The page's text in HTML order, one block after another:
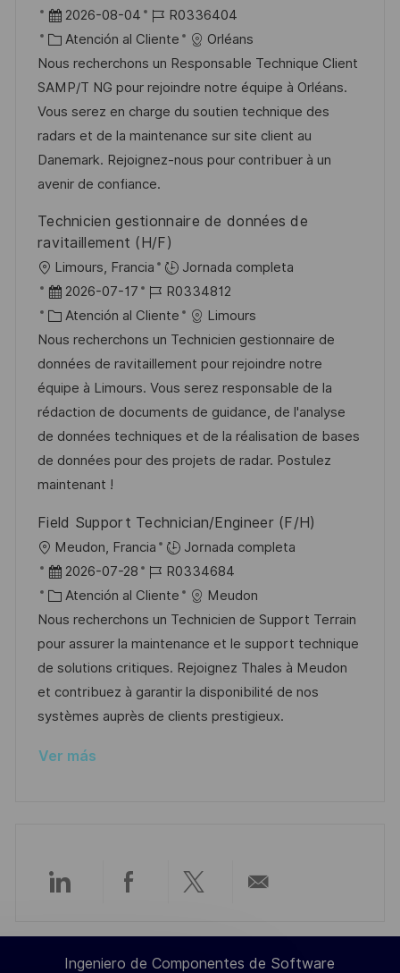
a
b
c
a
c
i
ó
n
F
e
c
h
a
d
e
p
b
c
ó
2026-08-04
I
D
d
e
e
m
p
l
o
R0336404
C
a
t
e
g
o
r
a
Atención al Cliente
Orléans
Nous recherchons un Responsable Technique Client
SAMP/T NG pour rejoindre notre équipe à Orléans.
Vous serez en charge du soutien technique des
radars et de la maintenance sur site client au
Danemark. Rejoignez-nous pour contribuer à un
avenir de confiance.
Technicien gestionnaire de données de
ravitaillement (H/F)
U
b
c
a
c
i
ó
n
Limours, Francia
Jornada completa
F
e
c
h
a
d
e
p
u
l
i
c
a
c
i
ó
n
2026-07-17
I
D
d
e
e
m
p
l
R0334812
C
a
t
e
g
o
r
í
Atención al Cliente
Limours
Nous recherchons un Technicien gestionnaire de
données de ravitaillement pour rejoindre notre
équipe à Limours. Vous serez responsable de la
rédaction de documents de guidance, de l'analyse
de données techniques et de la réalisation de bases
de données pour des projets de radar. Postulez
maintenant !
Field Support Technician/Engineer (F/H)
U
b
c
a
c
i
ó
Meudon, Francia
Jornada completa
F
e
c
h
a
d
e
u
2026-07-28
I
D
d
e
e
m
p
R0334684
C
a
t
e
g
o
í
Atención al Cliente
Meudon
Nous recherchons un Technicien de Support Terrain
pour assurer la maintenance et le support technique
de solutions critiques. Rejoignez Thales à Meudon
et contribuez à garantir la disponibilité de nos
systèmes auprès de clients prestigieux.
Ver más
Compartir
a
Compartir
a
Compartir
a
por
Ingeniero de Componentes de Software